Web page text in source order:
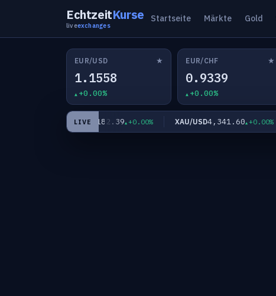
EchtzeitKurse
liveexchanges
Startseite Märkte Gold
EUR/USD ★
1.1558
+0.00%
EUR/CHF ★
0.9339
+0.00%
LIVE
EUR/JPY182.39 +0.00% XAU/USD4,341.60 +0.00%